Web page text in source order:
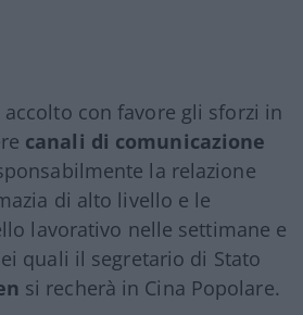
con favore gli sforzi in
canali di comunicazione
la relazione
di alto livello e le
lavorativo nelle settimane e
quali il segretario di Stato
si recherà in Cina Popolare.